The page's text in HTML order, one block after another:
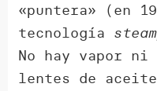
«puntera» (en
tecnología
No hay vapor ni
lentes de